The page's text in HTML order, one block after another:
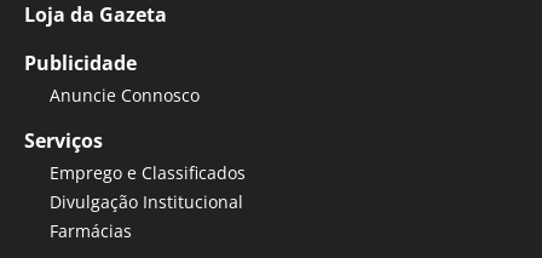
Loja da Gazeta
Publicidade
Anuncie Connosco
Serviços
Emprego e Classificados
Divulgação Institucional
Farmácias